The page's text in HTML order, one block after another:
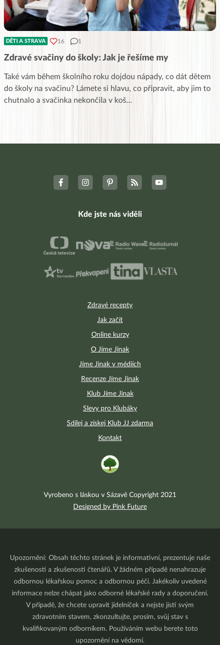
DĚTI A STRAVA 16 1
Zdravé svačiny do školy: Jak je řešíme my
Také vám během školního roku dojdou nápady, co dát dětem
do školy na svačinu? Lámete si hlavu, co připravit, aby jim to
chutnalo a svačinka nekončila v koš...
Zdravé recepty
Jak začít
Online kurzy
O Jíme Jinak
Jíme Jinak v médiích
Recenze Jíme Jinak
Klub Jíme Jinak
Slevy pro Klubáky
Sdílej a získej Klub JJ zdarma
Kontakt
Kde jste nás viděli
Vyrobeno s láskou v Sázavě Copyright 2021
Designed by Pink Future
Upozornění: Obsah těchto stránek je informativní, prezentuje naše
zkušenosti a zkušenosti čtenářů. V žádném případě nenahrazuje
odbornou lékařskou pomoc a odbornou péči. Jakékoliv uvedené
informace nelze chápat jako odborné lékařské rady a doporučení.
V případě, že chcete upravit jídelníček a nejste jistí svým
zdravotním stavem, zkonzultujte, prosím, svůj stav s
kvalifikovaným odborníkem. Používáním webu berete toto
upozornění na vědomí.